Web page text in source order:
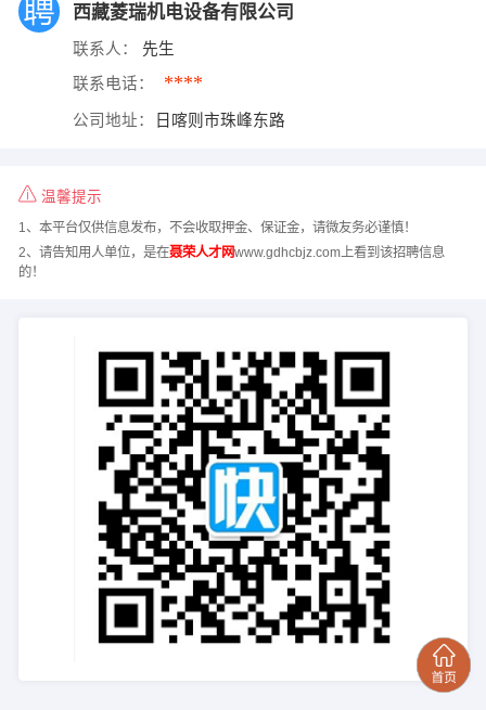
西藏菱瑞机电设备有限公司
联系人： 先生
联系电话： ****
公司地址： 日喀则市珠峰东路
温馨提示
1、本平台仅供信息发布，不会收取押金、保证金，请微友务必谨慎！
2、请告知用人单位，是在聂荣人才网www.gdhcbjz.com上看到该招聘信息
的！